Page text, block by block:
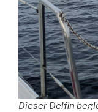
Dieser Delfin